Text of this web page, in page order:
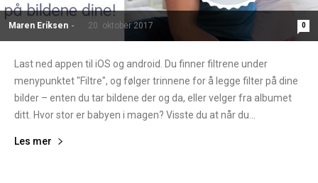
Maren Eriksen - 20. oktober 2017 0
Last ned appen til iOS og android. Du finner filtrene under
menypunktet "Filtre", og følger trinnene for å legge filter på dine
bilder – enten du tar bildene der og da, eller velger fra albumet
ditt. Hvor stor er babyen i magen? Visste du at når du...
Les mer